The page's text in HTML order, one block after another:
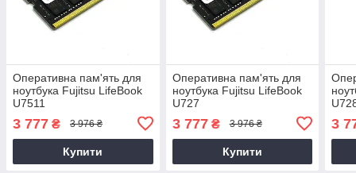
Оперативна пам'ять для
ноутбука Fujitsu LifeBook
U7511
3 777 ₴ 3 976 ₴
Купити
Оперативна пам'ять для
ноутбука Fujitsu LifeBook
U727
3 777₴ 3 976 ₴
Купити
3